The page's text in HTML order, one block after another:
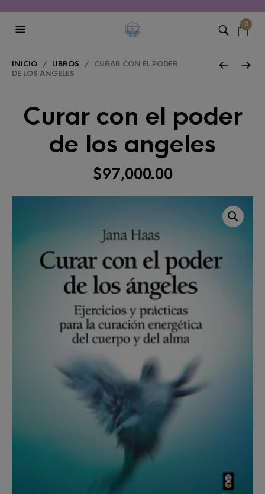
0
INICIO / LIBROS / CURAR CON EL PODER
DE LOS ANGELES
Curar con el poder
de los angeles
$97,000.00